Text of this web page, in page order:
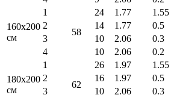
160x200
см
1
58
24 1.77 1.55
2 14 1.77 0.5
3
10 2.06 0.3
4
10 2.06 0.2
180x200
см
1
62
26 1.97 1.55
2 16 1.97 0.5
3
10 2.06 0.3